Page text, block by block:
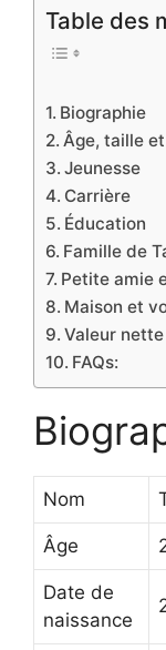
Table des
Biographie
Âge, taille
Jeunesse
Carrière
Éducation
Famille de
Petite amie
Maison et
Valeur
FAQs:
Nom
Âge
Date de
naissance